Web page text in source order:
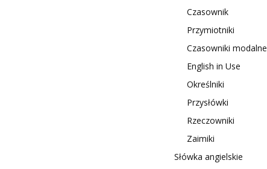
Czasownik
Przymiotniki
Czasowniki modalne
English in Use
Określniki
Przysłówki
Rzeczowniki
Zaimiki
Słówka angielskie